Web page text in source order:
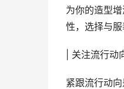
为你的造型
性，选择与
| 关注流行动
紧跟流行动